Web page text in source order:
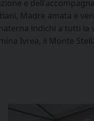
e
Madre amata e
indichi a tutti la
Ivrea, il Monte